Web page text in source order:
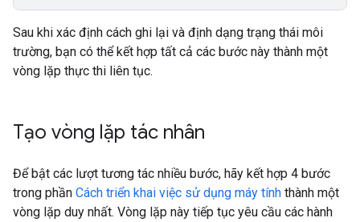
Sau khi xác định cách ghi lại và định dạng trạng thái môi
trường, bạn có thể kết hợp tất cả các bước này thành một
vòng lặp thực thi liên tục.
Tạo vòng lặp tác nhân
Để bật các lượt tương tác nhiều bước, hãy kết hợp 4 bước
trong phần Cách triển khai việc sử dụng máy tính thành một
vòng lặp duy nhất. Vòng lặp này tiếp tục yêu cầu các hành